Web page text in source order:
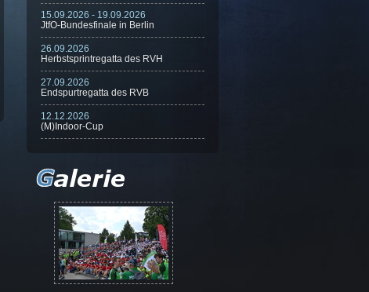
15.09.2026 - 19.09.2026
JtfO-Bundesfinale in Berlin
26.09.2026
Herbstsprintregatta des RVH
27.09.2026
Endspurtregatta des RVB
12.12.2026
(M)Indoor-Cup